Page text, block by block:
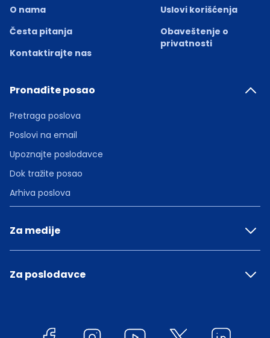
O nama
Česta pitanja
Kontaktirajte nas
Uslovi korišćenja
Obaveštenje o
privatnosti
Pronađite posao
Pretraga poslova
Poslovi na email
Upoznajte poslodavce
Dok tražite posao
Arhiva poslova
Za medije
Za poslodavce